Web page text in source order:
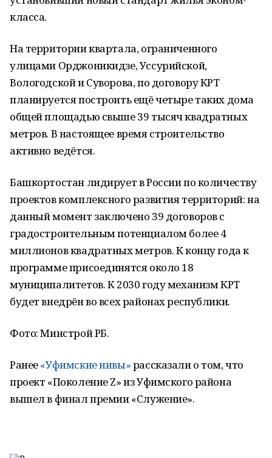
класса.
На территории квартала, ограниченного
улицами Орджоникидзе, Уссурийской,
Вологодской и Суворова, по договору КРТ
планируется построить ещё четыре таких дома
общей площадью свыше 39 тысяч квадратных
метров. В настоящее время строительство
активно ведётся.
Башкортостан лидирует в России по количеству
проектов комплексного развития территорий: на
данный момент заключено 39 договоров с
градостроительным потенциалом более 4
миллионов квадратных метров. К концу года к
программе присоединятся около 18
муниципалитетов. К 2030 году механизм КРТ
будет внедрён во всех районах республики.
Фото: Минстрой РБ.
Ранее«Уфимские нивы»рассказали о том, что
проект «Поколение Z» из Уфимского района
вышел в финал премии «Служение».